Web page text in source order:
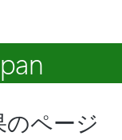
のページ